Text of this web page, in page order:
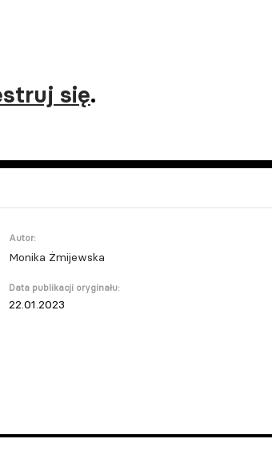
się.
Autor:
Monika Żmijewska
Data publikacji oryginału:
22.01.2023